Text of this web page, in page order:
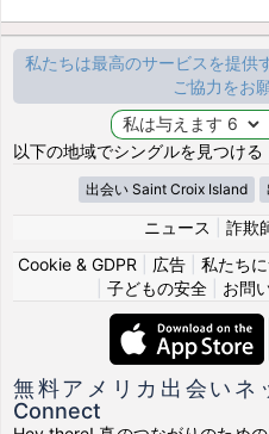
私たちは最高のサービスを提供
ご協力をお
以下の地域でシングルを見つけ
出会い Saint Croix Island
ニュース 詐欺
Cookie & GDPR
広告 私たち
子どもの安全| お問
無料アメリカ出会い
Connect